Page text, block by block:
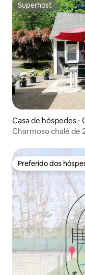
Superhost
Superhost
Casa de hóspedes ⋅
Charmoso chalé de
Preferido dos
Preferido dos